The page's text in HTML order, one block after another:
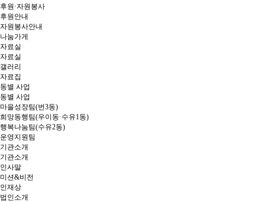
후원·자원봉사
후원안내
자원봉사안내
나눔가게
자료실
자료실
갤러리
자료집
동별 사업
동별 사업
마을성장팀(번3동)
희망동행팀(우이동·수유1동)
행복나눔팀(수유2동)
운영지원팀
기관소개
기관소개
인사말
미션&비전
인재상
법인소개